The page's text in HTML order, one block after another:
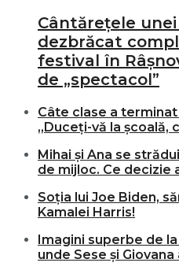
Cântărețele
dezbrăcat
festival în
de „spectacol”
Câte clase a
„Duceți-vă la școală,
Mihai și Ana se
de mijloc. Ce decizie
Soția lui Joe Biden,
Kamalei Harris!
Imagini superbe de
unde Sese și